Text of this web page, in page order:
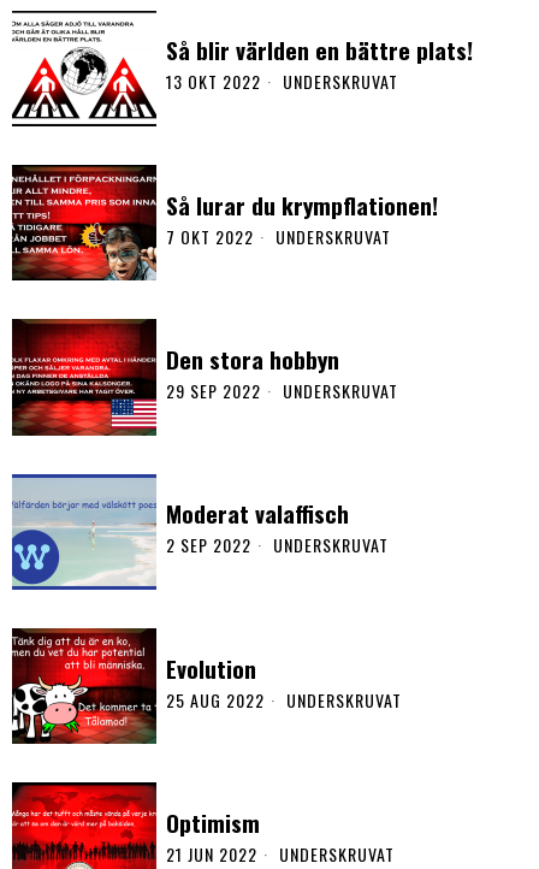
Så blir världen en bättre plats!
13 OKT 2022 UNDERSKRUVAT
Så lurar du krympflationen!
7 OKT 2022 UNDERSKRUVAT
Den stora hobbyn
29 SEP 2022 UNDERSKRUVAT
Moderat valaffisch
2 SEP 2022 UNDERSKRUVAT
Evolution
25 AUG 2022 UNDERSKRUVAT
Optimism
21 JUN 2022 UNDERSKRUVAT